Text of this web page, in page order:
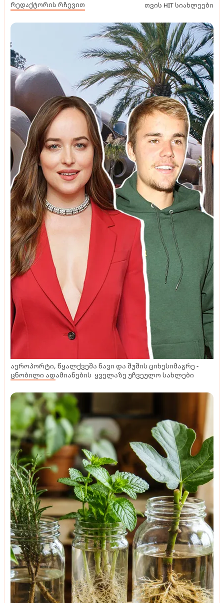
რედაქტორის რჩევით თვის HIT სიახლეები
აეროპორტი, წყალქვეშა ნავი და შუშის ციხესიმაგრე -
ცნობილი ადამიანების ყველაზე უჩვეულო სახლები